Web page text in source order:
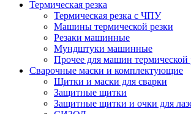
Термическая резка
Термическая резка с ЧПУ
Машины термической резки
Резаки машинные
Мундштуки машинные
Прочее для машин термической
Сварочные маски и комплектующие
Щитки и маски для сварки
Защитные щитки
Защитные щитки и очки для